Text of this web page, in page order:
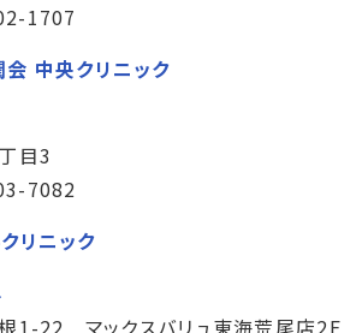
1707
中央クリニック
目3
7082
リニック
1-22 マックスバリュ東海荒尾店2F